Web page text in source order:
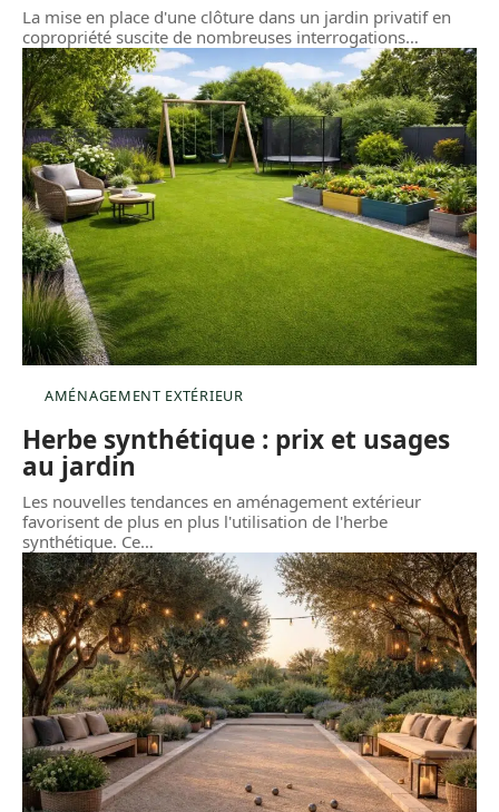
La mise en place d'une clôture dans un jardin privatif en
copropriété suscite de nombreuses interrogations…
AMÉNAGEMENT EXTÉRIEUR
Herbe synthétique : prix et usages
au jardin
Les nouvelles tendances en aménagement extérieur
favorisent de plus en plus l'utilisation de l'herbe
synthétique. Ce…